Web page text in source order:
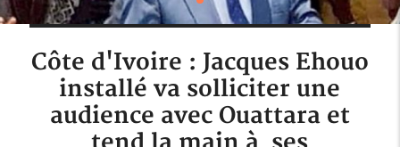
Côte d'Ivoire : Jacques Ehouo
installé va solliciter une
audience avec Ouattara et